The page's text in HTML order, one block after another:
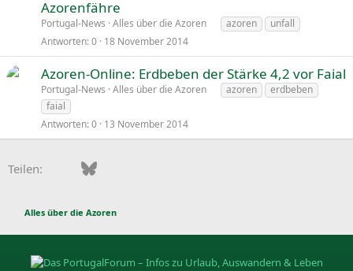
Azorenfähre
Portugal-News Alles über die Azoren azoren
unfall
Antworten 0 18 November 2014
Azoren-Online: Erdbeben der Stärke 4,2 vor Faial
Portugal-News Alles über die Azoren azoren
erdbeben
faial
Antworten 0 13 November 2014
Teilen: FacebookBluesky
Alles über die Azoren